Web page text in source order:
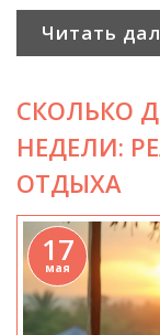
цифра на сайте
смотреть при
впервые
Читать
СКОЛЬКО
НЕДЕЛИ:
ОТДЫХА
17
мая